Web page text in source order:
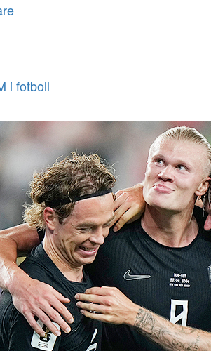
i fotboll